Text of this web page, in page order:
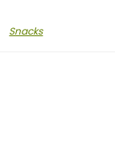
Snacks